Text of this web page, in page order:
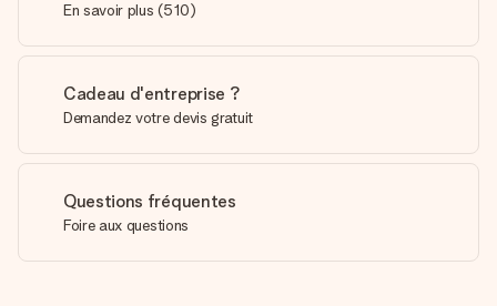
En savoir plus (510)
Cadeau d'entreprise ?
Demandez votre devis gratuit
Questions fréquentes
Foire aux questions